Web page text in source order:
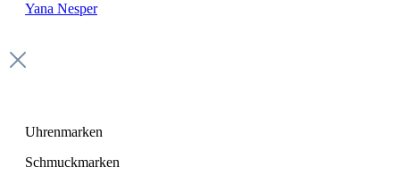
Yana Nesper
Uhrenmarken
Schmuckmarken